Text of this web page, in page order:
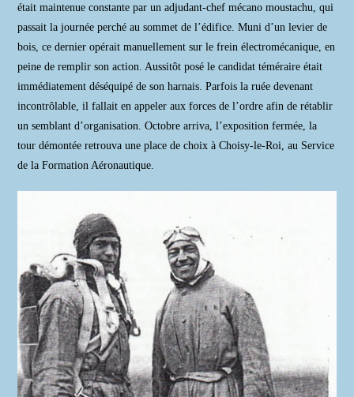
était maintenue constante par un adjudant-chef mécano moustachu, qui
passait la journée perché au sommet de l’édifice. Muni d’un levier de
bois, ce dernier opérait manuellement sur le frein électromécanique, en
peine de remplir son action. Aussitôt posé le candidat téméraire était
immédiatement déséquipé de son harnais. Parfois la ruée devenant
incontrôlable, il fallait en appeler aux forces de l’ordre afin de rétablir
un semblant d’organisation. Octobre arriva, l’exposition fermée, la
tour démontée retrouva une place de choix à Choisy-le-Roi, au Service
de la Formation Aéronautique.